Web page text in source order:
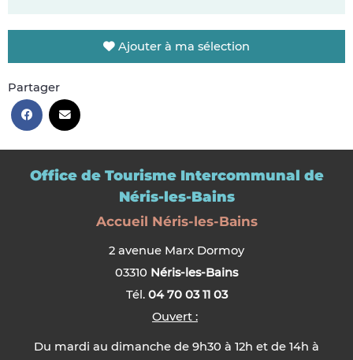
Ajouter à ma sélection
Partager
Office de Tourisme Intercommunal de
Néris-les-Bains
Accueil Néris-les-Bains
2 avenue Marx Dormoy
03310 Néris-les-Bains
Tél. 04 70 03 11 03
Ouvert :
Du mardi au dimanche de 9h30 à 12h et de 14h à